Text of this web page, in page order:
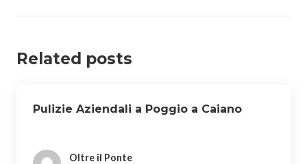
Related posts
Pulizie Aziendali a Poggio a Caiano
Oltre il Ponte